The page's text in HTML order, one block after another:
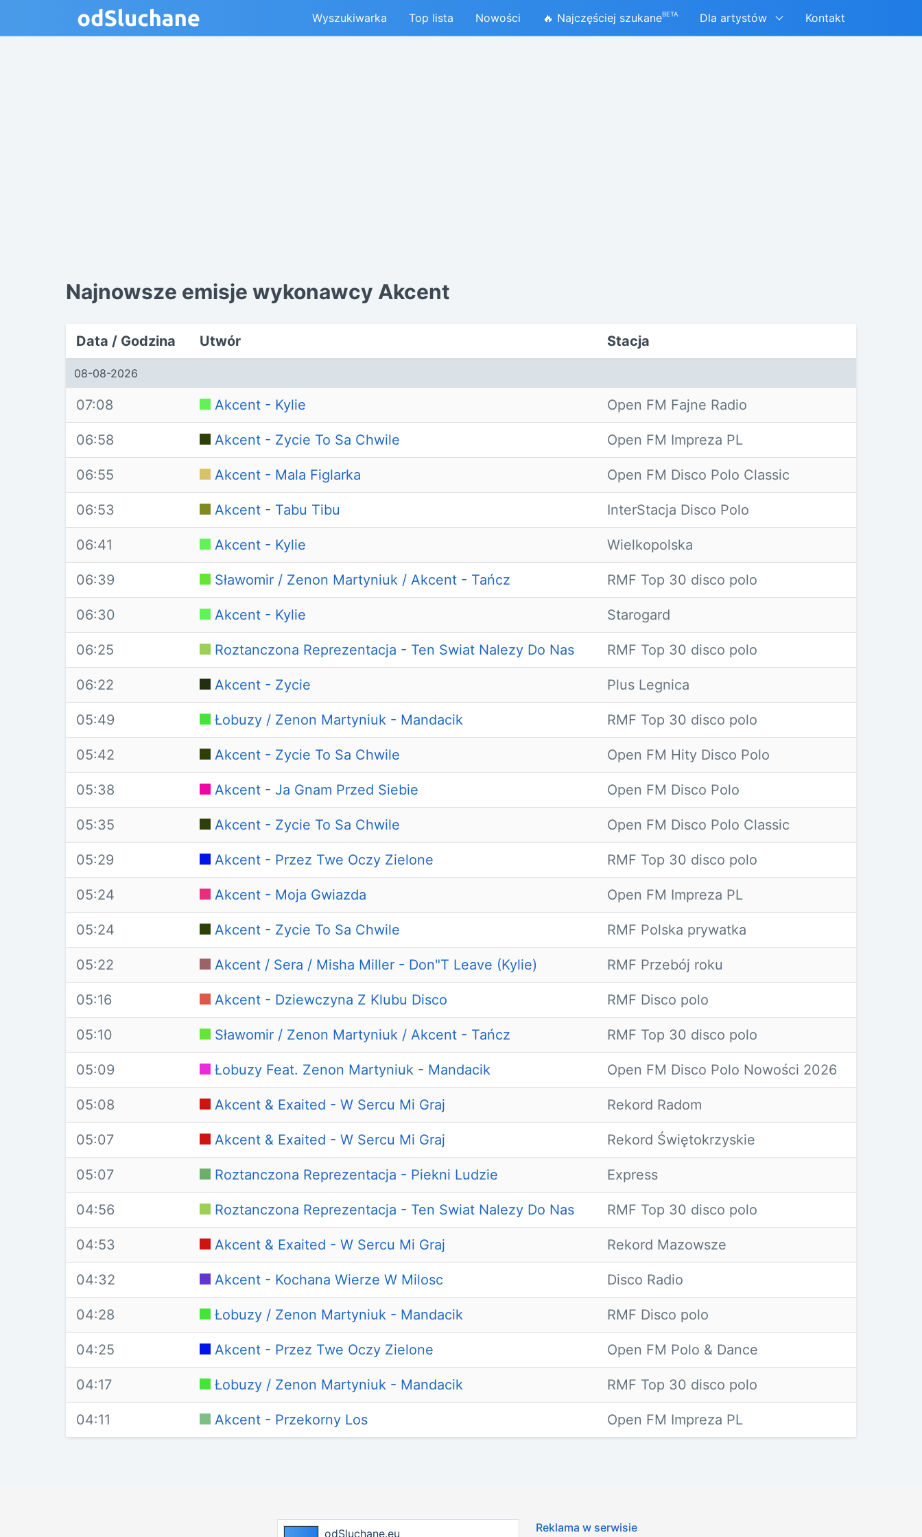
Wyszukiwarka Top lista Nowości 🔥 Najczęściej szukaneBETA Dla artystów Kontakt
Najnowsze emisje wykonawcy Akcent
Data / Godzina Utwór Stacja
08-08-2026
07:08 Akcent - Kylie Open FM Fajne Radio
06:58 Akcent - Zycie To Sa Chwile Open FM Impreza PL
06:55 Akcent - Mala Figlarka Open FM Disco Polo Classic
06:53 Akcent - Tabu Tibu InterStacja Disco Polo
06:41 Akcent - Kylie Wielkopolska
06:39 Sławomir / Zenon Martyniuk / Akcent - Tańcz RMF Top 30 disco polo
06:30 Akcent - Kylie Starogard
06:25 Roztanczona Reprezentacja - Ten Swiat Nalezy Do Nas RMF Top 30 disco polo
06:22 Akcent - Zycie Plus Legnica
05:49 Łobuzy / Zenon Martyniuk - Mandacik RMF Top 30 disco polo
05:42 Akcent - Zycie To Sa Chwile Open FM Hity Disco Polo
05:38 Akcent - Ja Gnam Przed Siebie Open FM Disco Polo
05:35 Akcent - Zycie To Sa Chwile Open FM Disco Polo Classic
05:29 Akcent - Przez Twe Oczy Zielone RMF Top 30 disco polo
05:24 Akcent - Moja Gwiazda Open FM Impreza PL
05:24 Akcent - Zycie To Sa Chwile RMF Polska prywatka
05:22 Akcent / Sera / Misha Miller - Don"T Leave (Kylie) RMF Przebój roku
05:16 Akcent - Dziewczyna Z Klubu Disco RMF Disco polo
05:10 Sławomir / Zenon Martyniuk / Akcent - Tańcz RMF Top 30 disco polo
05:09 Łobuzy Feat. Zenon Martyniuk - Mandacik Open FM Disco Polo Nowości 2026
05:08 Akcent & Exaited - W Sercu Mi Graj Rekord Radom
05:07 Akcent & Exaited - W Sercu Mi Graj Rekord Świętokrzyskie
05:07 Roztanczona Reprezentacja - Piekni Ludzie Express
04:56 Roztanczona Reprezentacja - Ten Swiat Nalezy Do Nas RMF Top 30 disco polo
04:53 Akcent & Exaited - W Sercu Mi Graj Rekord Mazowsze
04:32 Akcent - Kochana Wierze W Milosc Disco Radio
04:28 Łobuzy / Zenon Martyniuk - Mandacik RMF Disco polo
04:25 Akcent - Przez Twe Oczy Zielone Open FM Polo & Dance
04:17 Łobuzy / Zenon Martyniuk - Mandacik RMF Top 30 disco polo
04:11 Akcent - Przekorny Los Open FM Impreza PL
odSluchane.eu Reklama w serwisie